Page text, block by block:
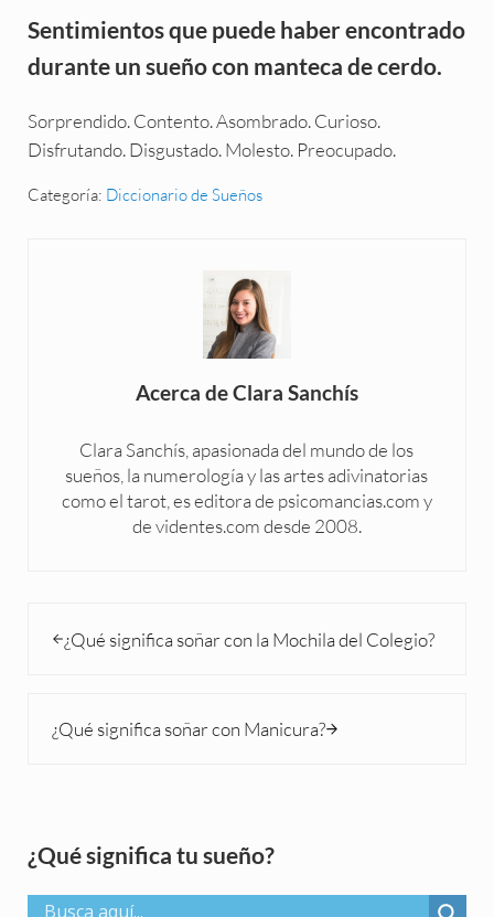
Sentimientos que puede haber encontrado
durante un sueño con manteca de cerdo.
Sorprendido. Contento. Asombrado. Curioso.
Disfrutando. Disgustado. Molesto. Preocupado.
Categoría: Diccionario de Sueños
Acerca deClara Sanchís
Clara Sanchís, apasionada del mundo de los
sueños, la numerología y las artes adivinatorias
como el tarot, es editora de psicomancias.com y
de videntes.com desde 2008.
¿Qué significa soñar con la Mochila del Colegio?
¿Qué significa soñar con Manicura?
Sidebar
¿Qué significa tu sueño?